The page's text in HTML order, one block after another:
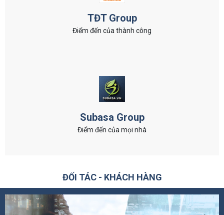
TĐT Group
Điểm đến của thành công
Subasa Group
Điểm đến của mọi nhà
ĐỐI TÁC - KHÁCH HÀNG